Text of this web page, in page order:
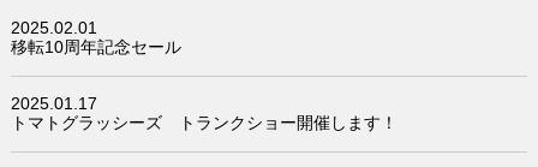
2025.02.01
移転10周年記念セール
2025.01.17
トマトグラッシーズ トランクショー開催します！